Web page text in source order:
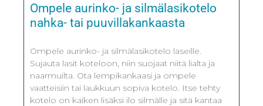
Ompele aurinko- ja silmälasikotelo
nahka- tai puuvillakankaasta
Ompele aurinko- ja silmälasikotelo laseille.
Sujauta lasit koteloon, niin suojaat niitä lialta ja
naarmuilta. Ota lempikankaasi ja ompele
vaatteisiin tai laukkuun sopiva kotelo. Itse tehty
kotelo on kaiken lisäksi ilo silmälle ja sitä kantaa